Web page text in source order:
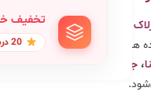
مینا مدل اوشکایا
غذایی
هست؛ این سرلاک تغذیه ‌‌ای
،جوجه توکان
تخفیف
20 درصد تخفیف